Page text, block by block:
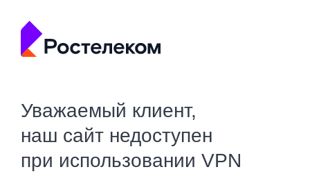
Уважаемый клиент,
наш сайт недоступен
при использовании VPN